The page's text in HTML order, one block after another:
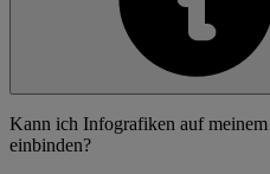
Kann ich Infografiken auf
einbinden?